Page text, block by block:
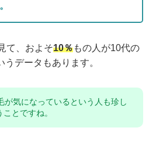
て、およそ10％もの人が10代の
データもあります。
が気になっているという人も珍し
ことですね。